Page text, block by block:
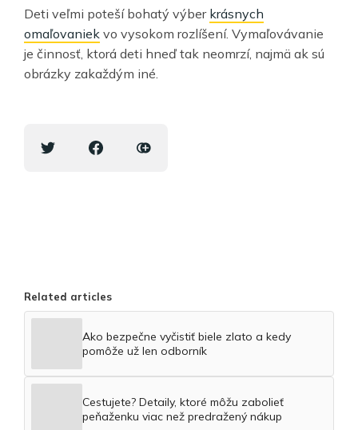
Deti veľmi poteší bohatý výber krásnych
omaľovaniek vo vysokom rozlíšení. Vymaľovávanie
je činnosť, ktorá deti hneď tak neomrzí, najmä ak sú
obrázky zakaždým iné.
Related articles
Ako bezpečne vyčistiť biele zlato a kedy
pomôže už len odborník
Cestujete? Detaily, ktoré môžu zabolieť
peňaženku viac než predražený nákup